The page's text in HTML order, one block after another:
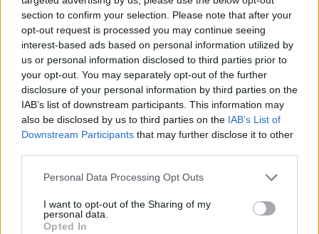
section to confirm your selection. Please note that after your
opt-out request is processed you may continue seeing
interest-based ads based on personal information utilized by
us or personal information disclosed to third parties prior to
your opt-out. You may separately opt-out of the further
disclosure of your personal information by third parties on the
IAB’s list of downstream participants. This information may
also be disclosed by us to third parties on the IAB’s List of
Downstream Participants that may further disclose it to other
Please note that this website/app uses one or more Google
not limited to your visit or usage behaviour. You may click to
grant or deny consent to Google and its third-party tags to
Personal Data Processing Opt Outs
I want to opt-out of the Sharing of my
personal data.
Opted In